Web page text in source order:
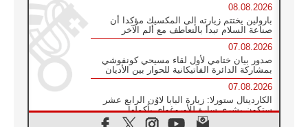
08.08.2026
بارولين يختتم زيارته إلى المكسيك مؤكدا أن
صناعة السلام تبدأ بالتعاطف مع ألم الآخر
07.08.2026
صدور بيان ختامي لأول لقاء مسيحي كونفوشي
بمشاركة الدائرة الفاتيكانية للحوار بين الأديان
07.08.2026
الكاردينال ستورلا: زيارة البابا لاوُن الرابع عشر
ستكون بشرى سارة للأوروغواي بأكملها